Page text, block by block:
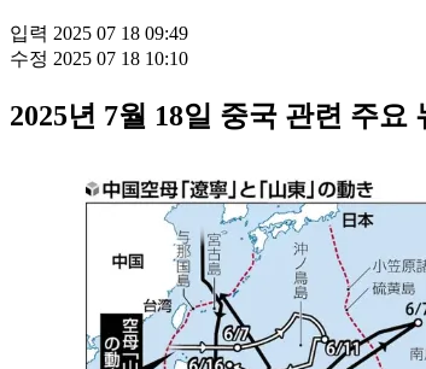
입력 2025 07 18 09:49
수정 2025 07 18 10:10
2025년 7월 18일 중국 관련 주요